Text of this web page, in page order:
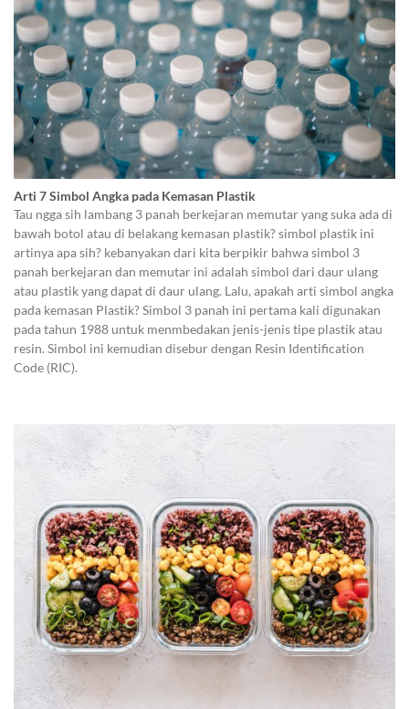
Arti 7 Simbol Angka pada Kemasan Plastik
Tau ngga sih lambang 3 panah berkejaran memutar yang suka ada di
bawah botol atau di belakang kemasan plastik? simbol plastik ini
artinya apa sih? kebanyakan dari kita berpikir bahwa simbol 3
panah berkejaran dan memutar ini adalah simbol dari daur ulang
atau plastik yang dapat di daur ulang. Lalu, apakah arti simbol angka
pada kemasan Plastik? Simbol 3 panah ini pertama kali digunakan
pada tahun 1988 untuk menmbedakan jenis-jenis tipe plastik atau
resin. Simbol ini kemudian disebur dengan Resin Identification
Code (RIC).